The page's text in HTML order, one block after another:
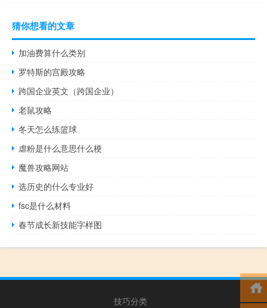
猜你想看的文章
加油费算什么类别
罗特斯的宫殿攻略
跨国企业英文（跨国企业）
老鼠攻略
冬天怎么练篮球
虐粉是什么意思什么梗
魔兽攻略网站
选历史的什么专业好
fsc是什么材料
春节成长新技能字样图
技巧分类